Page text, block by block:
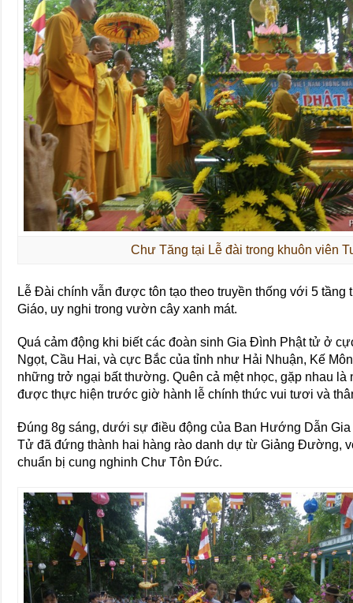
Chư Tăng tại Lễ đài trong khuôn viên
Lễ Đài chính vẫn được tôn tạo theo truyền thống với 5
Giáo, uy nghi trong vườn cây xanh mát.
Quá cảm động khi biết các đoàn sinh Gia Đình Phật tử ở
Ngọt, Cầu Hai, và cực Bắc của tỉnh như Hải Nhuận, Kế
những trở ngại bất thường. Quên cả mệt nhọc, gặp nhau
được thực hiện trước giờ hành lễ chính thức vui tươi và
Đúng 8g sáng, dưới sự điều động của Ban Hướng Dẫn
Tử đã đứng thành hai hàng rào danh dự từ Giảng Đường,
chuẩn bị cung nghinh Chư Tôn Đức.